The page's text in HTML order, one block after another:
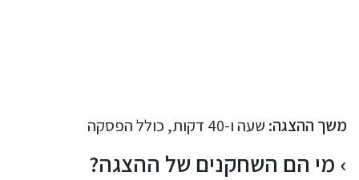
משך ההצגה: שעה ו-40 דקות, כולל הפסקה
מי הם השחקנים של ההצגה?